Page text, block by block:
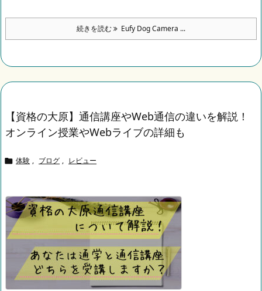
続きを読む Eufy Dog Camera ...
【資格の大原】通信講座やWeb通信の違いを解説！
オンライン授業やWebライブの詳細も
 体験 , ブログ , レビュー